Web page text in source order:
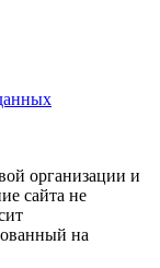
организации и
сайта не
на